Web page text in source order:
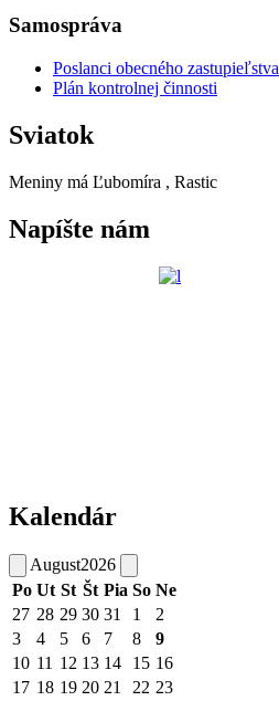
Samospráva
Poslanci obecného zastupieľstva
Plán kontrolnej činnosti
Sviatok
Meniny má Ľubomíra , Rastic
Napíšte nám
Kalendár
August2026
Po Ut St Št Pia So Ne
27 28 29 30 31 1
2
3
4 5 6 7 8
9
10 11 12 13 14 15 16
17 18 19 20 21 22 23